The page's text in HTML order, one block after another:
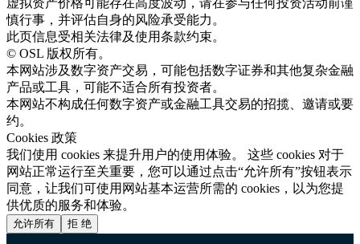
虚拟资产价格可能存在高度波动，请在参与任何投资活动前谨
慎行事，并评估自身的风险承受能力。
此页信息受相关法律及使用条款约束。
© OSL 版权所有。
本网站涉及数字资产交易，可能包括数字证券和其他复杂金融
产品或工具，可能不适合所有投资者。
本网站不构成任何数字资产或金融工具交易的招揽、邀请或要
约。
Cookies 政策
我们使用 cookies 来提升用户的使用体验。 这些 cookies 对于
网站正常运行至关重要，您可以通过点击“允许所有”按钮表示
同意，让我们可使用网站基本运营所需的 cookies，以为您提
供优质的服务和体验。
允许所有 拒 绝